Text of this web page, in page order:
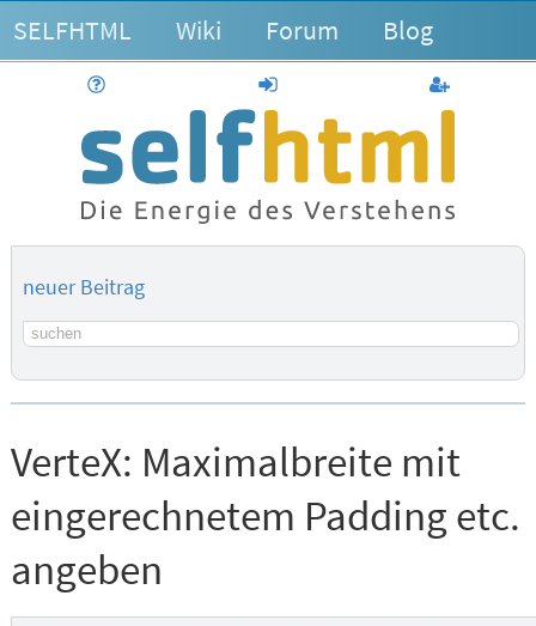
SELFHTML Wiki Forum Blog
anmelden
neuer Beitrag
Suchbegriff
VerteX: Maximalbreite mit
eingerechnetem Padding etc.
angeben